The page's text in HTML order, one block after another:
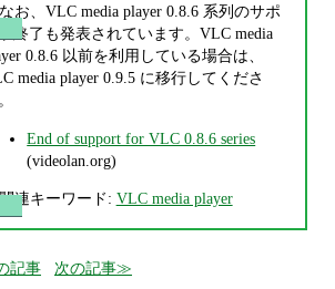
なお、VLC media player 0.8.6 系列のサポ
ト終了も発表されています。VLC media
0.8.6 以前を利用している場合は、
media player 0.9.5 に移行してくださ
End of support for VLC 0.8.6 series
(videolan.org)
連キーワード: VLC media player
記事 次の記事